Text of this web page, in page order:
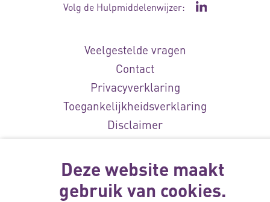
Volg de Hulpmiddelenwijzer: Ga naar de
Veelgestelde vragen
Contact
Privacyverklaring
Toegankelijkheidsverklaring
Disclaimer
Cookie-instellingen
© Vilans, 2026
Deze website maakt
gebruik van cookies.